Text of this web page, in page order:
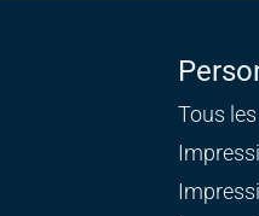
Tous